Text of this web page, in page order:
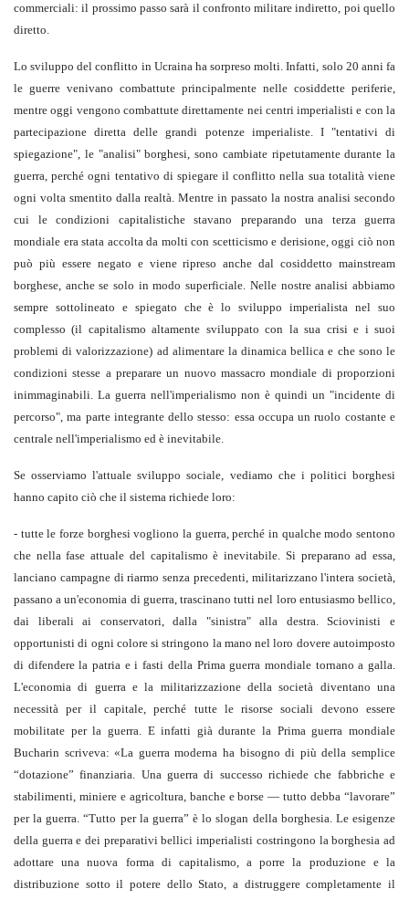
commerciali: il prossimo passo sarà il confronto militare indiretto, poi quello
diretto.
Lo sviluppo del conflitto in Ucraina ha sorpreso molti. Infatti, solo 20 anni fa
le guerre venivano combattute principalmente nelle cosiddette periferie,
mentre oggi vengono combattute direttamente nei centri imperialisti e con la
partecipazione diretta delle grandi potenze imperialiste. I "tentativi di
spiegazione", le "analisi" borghesi, sono cambiate ripetutamente durante la
guerra, perché ogni tentativo di spiegare il conflitto nella sua totalità viene
ogni volta smentito dalla realtà. Mentre in passato la nostra analisi secondo
cui le condizioni capitalistiche stavano preparando una terza guerra
mondiale era stata accolta da molti con scetticismo e derisione, oggi ciò non
può più essere negato e viene ripreso anche dal cosiddetto mainstream
borghese, anche se solo in modo superficiale. Nelle nostre analisi abbiamo
sempre sottolineato e spiegato che è lo sviluppo imperialista nel suo
complesso (il capitalismo altamente sviluppato con la sua crisi e i suoi
problemi di valorizzazione) ad alimentare la dinamica bellica e che sono le
condizioni stesse a preparare un nuovo massacro mondiale di proporzioni
inimmaginabili. La guerra nell'imperialismo non è quindi un "incidente di
percorso", ma parte integrante dello stesso: essa occupa un ruolo costante e
centrale nell'imperialismo ed è inevitabile.
Se osserviamo l'attuale sviluppo sociale, vediamo che i politici borghesi
hanno capito ciò che il sistema richiede loro:
- tutte le forze borghesi vogliono la guerra, perché in qualche modo sentono
che nella fase attuale del capitalismo è inevitabile. Si preparano ad essa,
lanciano campagne di riarmo senza precedenti, militarizzano l'intera società,
passano a un'economia di guerra, trascinano tutti nel loro entusiasmo bellico,
dai liberali ai conservatori, dalla "sinistra" alla destra. Sciovinisti e
opportunisti di ogni colore si stringono la mano nel loro dovere autoimposto
di difendere la patria e i fasti della Prima guerra mondiale tornano a galla.
L'economia di guerra e la militarizzazione della società diventano una
necessità per il capitale, perché tutte le risorse sociali devono essere
mobilitate per la guerra. E infatti già durante la Prima guerra mondiale
Bucharin scriveva: «La guerra moderna ha bisogno di più della semplice
“dotazione” finanziaria. Una guerra di successo richiede che fabbriche e
stabilimenti, miniere e agricoltura, banche e borse — tutto debba “lavorare”
per la guerra. “Tutto per la guerra” è lo slogan della borghesia. Le esigenze
della guerra e dei preparativi bellici imperialisti costringono la borghesia ad
adottare una nuova forma di capitalismo, a porre la produzione e la
distribuzione sotto il potere dello Stato, a distruggere completamente il